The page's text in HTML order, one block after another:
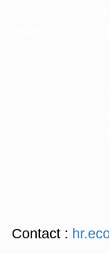
Contact :